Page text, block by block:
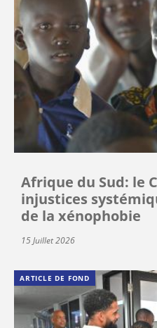
Afrique du Sud: le
injustices
de la xénophobie
15 Juillet 2026
ARTICLE DE FOND